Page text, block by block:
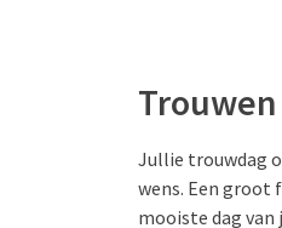
Jullie trouwdag
wens. Een groot
mooiste dag van